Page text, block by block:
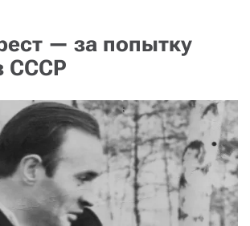
— за попытку
СССР